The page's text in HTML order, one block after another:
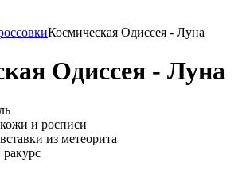
Космическая Одиссея - Луна
Одиссея - Луна
и росписи
из метеорита